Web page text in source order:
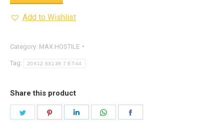
Add to Wishlist
Category: MAX HOSTILE
Tag: 20X12 6X139.7 ET-44
Share this product